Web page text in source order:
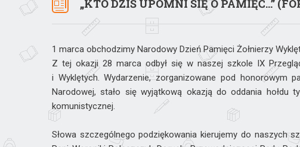
„KTO DZIŚ UPOMNI SIĘ O PAMIĘĆ…”
1 marca obchodzimy Narodowy Dzień Pamięci Żołnierzy
Z tej okazji 28 marca odbył się w naszej szkole IX
i Wyklętych. Wydarzenie, zorganizowane pod honorowym
Narodowej, stało się wyjątkową okazją do oddania
komunistycznej.
Słowa szczególnego podziękowania kierujemy do naszych